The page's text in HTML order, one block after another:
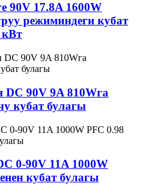
90V 17.8A 1600W
режиминдеги кубат
кВт
DC 90V 9A 810Wга
кубат булагы
0-90V 11A 1000W
кубат булагы